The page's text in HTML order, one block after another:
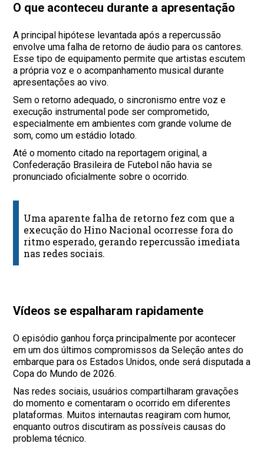
O que aconteceu durante a apresentação
A principal hipótese levantada após a repercussão
envolve uma falha de retorno de áudio para os cantores.
Esse tipo de equipamento permite que artistas escutem
a própria voz e o acompanhamento musical durante
apresentações ao vivo.
Sem o retorno adequado, o sincronismo entre voz e
execução instrumental pode ser comprometido,
especialmente em ambientes com grande volume de
som, como um estádio lotado.
Até o momento citado na reportagem original, a
Confederação Brasileira de Futebol não havia se
pronunciado oficialmente sobre o ocorrido.
Uma aparente falha de retorno fez com que a
execução do Hino Nacional ocorresse fora do
ritmo esperado, gerando repercussão imediata
nas redes sociais.
Vídeos se espalharam rapidamente
O episódio ganhou força principalmente por acontecer
em um dos últimos compromissos da Seleção antes do
embarque para os Estados Unidos, onde será disputada a
Copa do Mundo de 2026.
Nas redes sociais, usuários compartilharam gravações
do momento e comentaram o ocorrido em diferentes
plataformas. Muitos internautas reagiram com humor,
enquanto outros discutiram as possíveis causas do
problema técnico.